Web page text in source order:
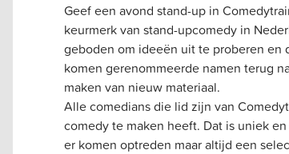
Geef een avond stand-up in
keurmerk van stand-upcomedy in
geboden om ideeën uit te proberen en
komen gerenommeerde namen terug
maken van nieuw materiaal.
Alle comedians die lid zijn van
comedy te maken heeft. Dat is uniek
er komen optreden maar altijd een